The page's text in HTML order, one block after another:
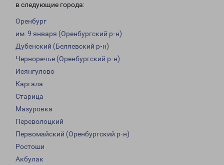
в следующие города:
Оренбург
им. 9 января (Оренбургский р-н)
Дубенский (Беляевский р-н)
Черноречье (Оренбургский р-н)
Исянгулово
Каргала
Старица
Мазуровка
Переволоцкий
Первомайский (Оренбургский р-н)
Ростоши
Акбулак